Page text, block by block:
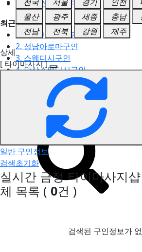
5. 동탄스웨디시구인
최근검색어
1. 일산마사지구인
2. 성남아로마구인
3. 스웨디시구인
4. 안산스웨디시구인
5. 아로마구인
금정 타이마사지 구인정보
울산
광주 세종 충남
전남
전북 강원
제주
상세
[ 타이마사지 ]
일반 구인정보
검색초기화
실시간 금정 타이마사지
체 목록 ( 0건 )
검색된 구인정보가